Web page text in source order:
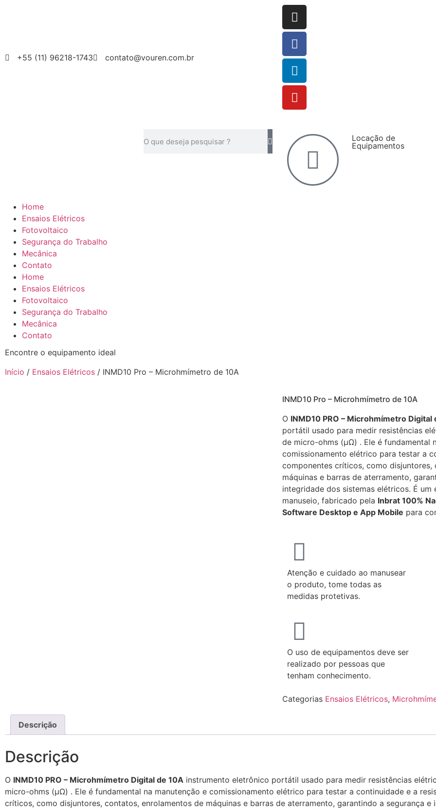
+55 (11) 96218-1743 contato@vouren.com.br
Locação de
Equipamentos
Home
Ensaios Elétricos
Fotovoltaico
Segurança do Trabalho
Mecânica
Contato
Home
Ensaios Elétricos
Fotovoltaico
Segurança do Trabalho
Mecânica
Contato
Encontre o equipamento ideal
Início / Ensaios Elétricos / INMD10 Pro – Microhmímetro de 10A
INMD10 Pro – Microhmímetro de 10A
O INMD10 PRO – Microhmímetro Digital
portátil usado para medir resistências
de micro-ohms (µΩ) . Ele é fundamental
comissionamento elétrico para testar a
componentes críticos, como disjuntores,
máquinas e barras de aterramento,
integridade dos sistemas elétricos. É
manuseio, fabricado pela Inbrat 100%
Software Desktop e App Mobile para
Atenção e cuidado ao manusear
o produto, tome todas as
medidas protetivas.
O uso de equipamentos deve ser
realizado por pessoas que
tenham conhecimento.
Categorias Ensaios Elétricos,
Descrição
Descrição
O INMD10 PRO – Microhmímetro Digital de 10A instrumento eletrônico portátil usado para medir resistências
micro-ohms (µΩ) . Ele é fundamental na manutenção e comissionamento elétrico para testar a continuidade e a
críticos, como disjuntores, contatos, enrolamentos de máquinas e barras de aterramento, garantindo a segurança e